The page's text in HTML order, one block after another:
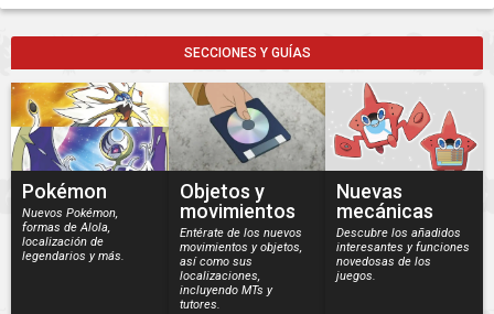
SECCIONES Y GUÍAS
Pokémon
Nuevos Pokémon,
formas de Alola,
localización de
legendarios y más.
Objetos y
movimientos
Entérate de los nuevos
movimientos y objetos,
así como sus
localizaciones,
incluyendo MTs y
tutores.
Nuevas
mecánicas
Descubre los añadidos
interesantes y funciones
novedosas de los
juegos.